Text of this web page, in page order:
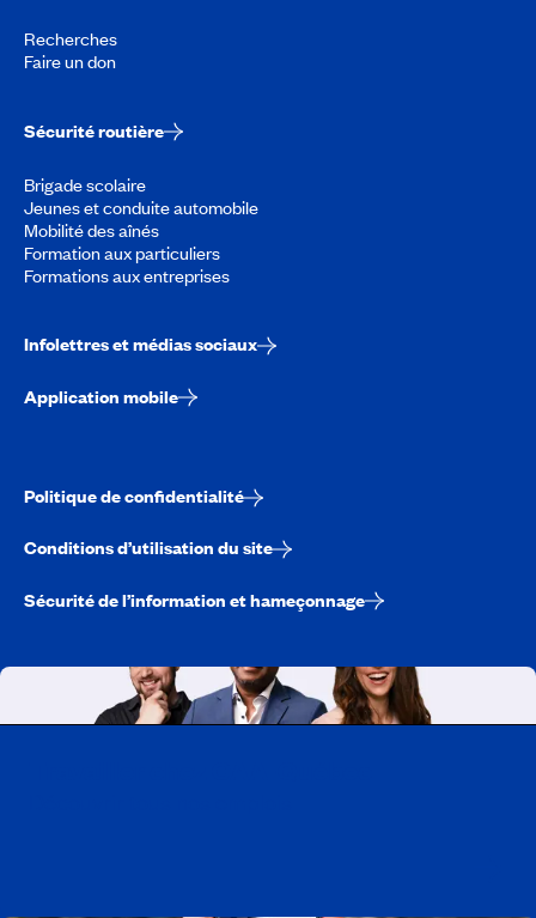
Recherches
Faire un don
Sécurité routière
Brigade scolaire
Jeunes et conduite automobile
Mobilité des aînés
Formation aux particuliers
Formations aux entreprises
Infolettres et médias sociaux
Application mobile
Politique de confidentialité
Conditions d’utilisation du site
Sécurité de l’information et hameçonnage